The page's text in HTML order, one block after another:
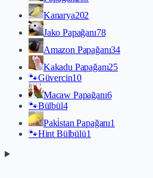
Kanarya202
Jako Papağanı78
Amazon Papağanı34
Kakadu Papağanı25
🐾Güvercin10
Macaw Papağanı6
🐾Bülbül4
Paki̇stan Papağanı1
🐾Hint Bülbülü1